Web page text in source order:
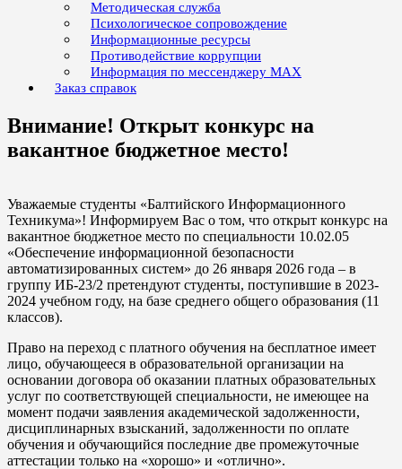
Методическая служба
Психологическое сопровождение
Информационные ресурсы
Противодействие коррупции
Информация по мессенджеру MAX
Заказ справок
Внимание! Открыт конкурс на
вакантное бюджетное место!
Уважаемые студенты «Балтийского Информационного
Техникума»! Информируем Вас о том, что открыт конкурс на
вакантное бюджетное место по специальности 10.02.05
«Обеспечение информационной безопасности
автоматизированных систем» до 26 января 2026 года – в
группу ИБ-23/2 претендуют студенты, поступившие в 2023-
2024 учебном году, на базе среднего общего образования (11
классов).
Право на переход с платного обучения на бесплатное имеет
лицо, обучающееся в образовательной организации на
основании договора об оказании платных образовательных
услуг по соответствующей специальности, не имеющее на
момент подачи заявления академической задолженности,
дисциплинарных взысканий, задолженности по оплате
обучения и обучающийся последние две промежуточные
аттестации только на «хорошо» и «отлично».